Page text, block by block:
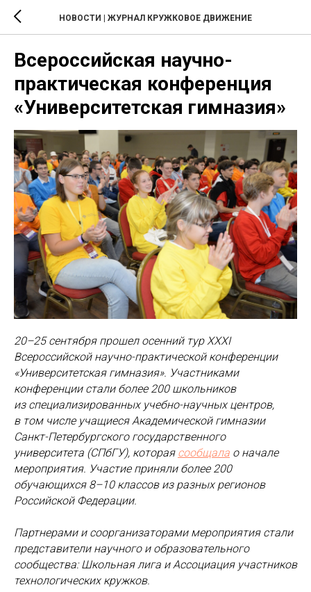
НОВОСТИ | ЖУРНАЛ КРУЖКОВОЕ ДВИЖЕНИЕ
Всероссийская научно-
практическая конференция
«Университетская гимназия»
20–25 сентября прошел осенний тур XXXI
Всероссийской научно-практической конференции
«Университетская гимназия». Участниками
конференции стали более 200 школьников
из специализированных учебно-научных центров,
в том числе учащиеся Академической гимназии
Санкт-Петербургского государственного
университета (СПбГУ), которая сообщала о начале
мероприятия. Участие приняли более 200
обучающихся 8–10 классов из разных регионов
Российской Федерации.
Партнерами и соорганизаторами мероприятия стали
представители научного и образовательного
сообщества: Школьная лига и Ассоциация участников
технологических кружков.